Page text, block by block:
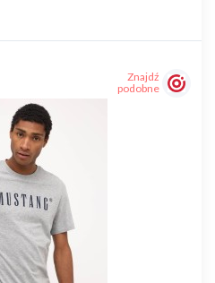
Znajdź
podobne